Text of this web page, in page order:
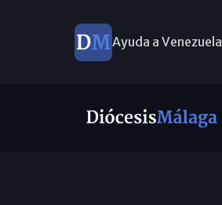
Ayuda a Venezuela